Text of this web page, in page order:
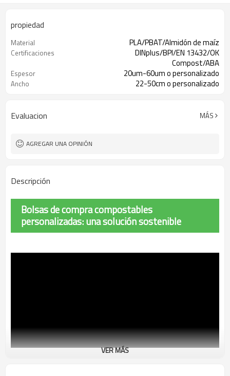
propiedad
Material PLA/PBAT/Almidón de maíz
Certificaciones
DINplus/BPI/EN 13432/OK
Compost/ABA
Espesor 20um-60um o personalizado
Ancho 22-50cm o personalizado
Evaluacion MÁS
AGREGAR UNA OPINIÓN
Descripción
Bolsas de compra compostables
personalizadas: una solución sostenible
VER MÁS